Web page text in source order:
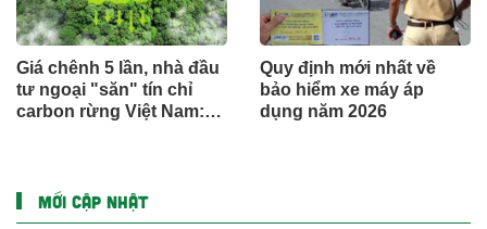
Giá chênh 5 lần, nhà đầu
tư ngoại "săn" tín chỉ
carbon rừng Việt Nam:
Quy định mới nhất về
bảo hiểm xe máy áp
dụng năm 2026
MỚI CẬP NHẬT